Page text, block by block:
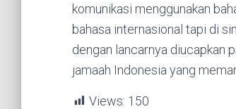
komunikasi menggunakan
bahasa internasional tapi di
dengan lancarnya diucapkan
jamaah Indonesia yang
Views: 150